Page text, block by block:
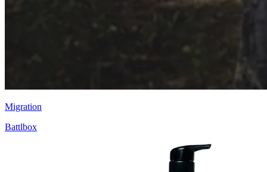
Migration
Battlbox